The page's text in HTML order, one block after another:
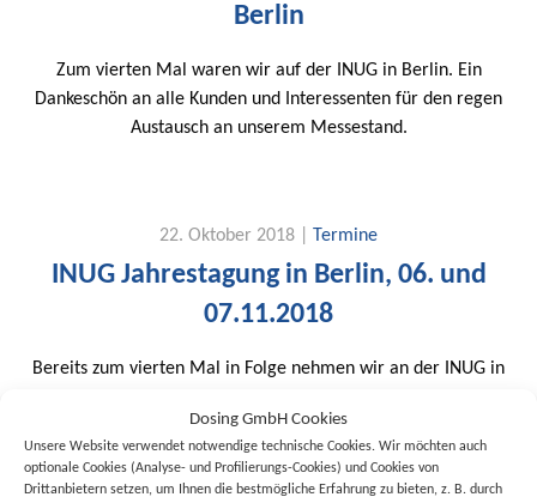
Dosing GmbH Cookies
Unsere Website verwendet notwendige technische Cookies. Wir möchten auch
optionale Cookies (Analyse- und Profilierungs-Cookies) und Cookies von
Drittanbietern setzen, um Ihnen die bestmögliche Erfahrung zu bieten, z. B. durch
Berlin
Zum vierten Mal waren wir auf der INUG in Berlin. Ein
Dankeschön an alle Kunden und Interessenten für den regen
Austausch an unserem Messestand.
22. Oktober 2018 | Termine
INUG Jahrestagung in Berlin, 06. und
07.11.2018
Bereits zum vierten Mal in Folge nehmen wir an der INUG in
gemeinsamen Kunden.